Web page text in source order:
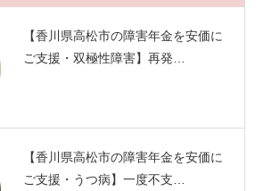
【香川県高松市の障害年金を安価に
ご支援・双極性障害】再発…
【香川県高松市の障害年金を安価に
ご支援・うつ病】一度不支…